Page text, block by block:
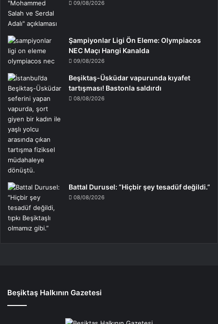
09/08/2026
Şampiyonlar Ligi Ön Eleme: Olympiacos
NEC Maçı Hangi Kanalda
09/08/2026
Beşiktaş-Üsküdar vapurunda kıyafet
tartışması! Bastonla saldırdı
08/08/2026
Battal Durusel: “Hiçbir şey tesadüf değildi.”
08/08/2026
Beşiktaş Halkının Gazetesi